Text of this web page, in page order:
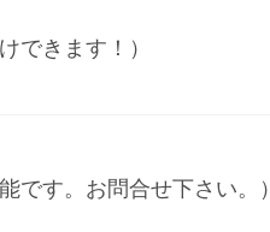
できます！）
です。お問合せ下さい。）